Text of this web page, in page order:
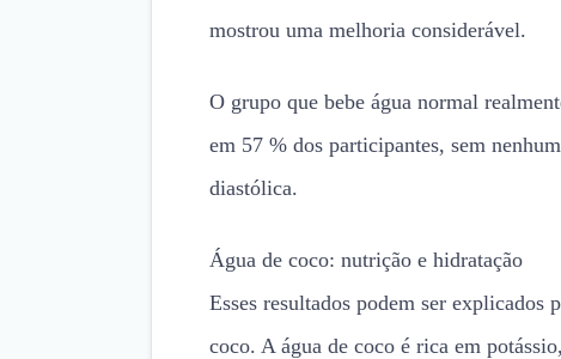
mostrou uma melhoria considerável.
O grupo que bebe água normal
em 57 % dos participantes, sem
diastólica.
Água de coco: nutrição e hidratação
Esses resultados podem ser
coco. A água de coco é rica em